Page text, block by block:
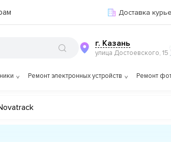
Доставка
г. Казань
улица Достоевского, 15
Ремонт электронных устройств Ремонт